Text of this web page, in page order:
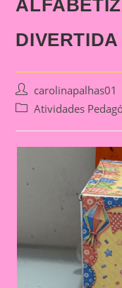
Post
author:
carolinapalhas01
PostAtividades